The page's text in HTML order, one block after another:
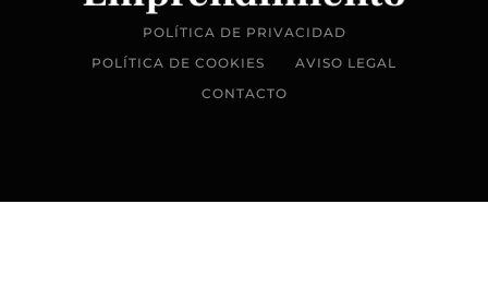
POLÍTICA DE PRIVACIDAD
POLÍTICA DE COOKIES
AVISO LEGAL
CONTACTO